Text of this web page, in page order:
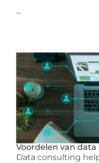
...
Voordelen van
Data consulting